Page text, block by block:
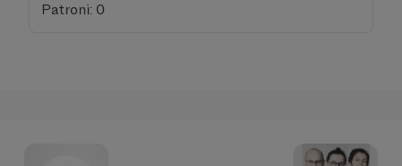
Patroni: 0